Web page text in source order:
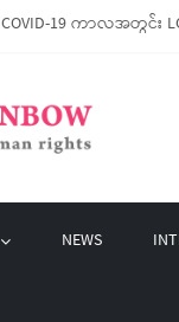
COVID-19 ကာလအတွင်း
Colors Rainbow မှ စ
Rainbow Katha LGBT
NEWS